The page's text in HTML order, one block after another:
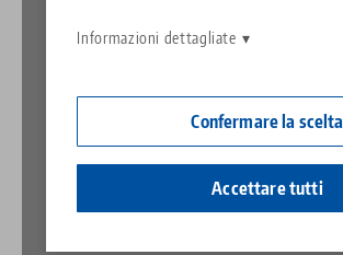
Informazioni dettagliate
Confermare la scelta
Accettare tutti